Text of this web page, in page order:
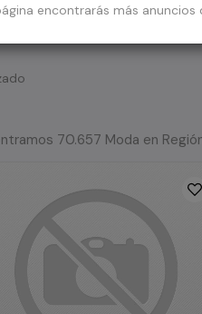
70.657 Moda en
encontrarás más anuncios